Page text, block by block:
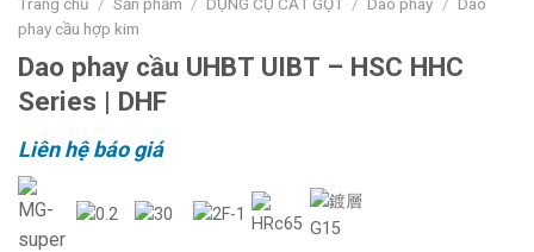
phay cầu hợp kim
Dao phay cầu UHBT UIBT – HSC HHC
Series | DHF
Liên hệ báo giá